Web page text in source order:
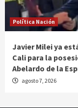
Política Nación
Javier Milei ya
Cali para la
Abelardo de la
agosto 7, 2026